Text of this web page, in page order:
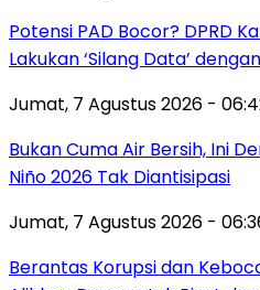
Potensi PAD Bocor? DPRD
Lakukan ‘Silang Data’
Jumat, 7 Agustus 2026 -
Bukan Cuma Air Bersih, Ini
Niño 2026 Tak Diantisipasi
Jumat, 7 Agustus 2026 -
Berantas Korupsi dan